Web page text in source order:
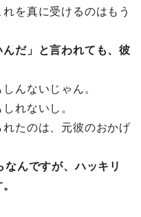
を真に受けるのはもう
んだ」と言われても、彼
んないじゃん。
れないし。
たのは、元彼のおかげ
なんですが、ハッキリ